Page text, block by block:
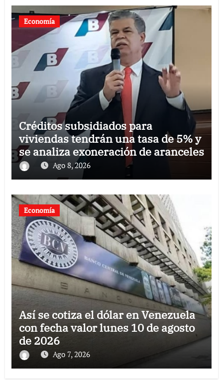
Economía
Créditos subsidiados para
viviendas tendrán una tasa de 5% y
se analiza exoneración de aranceles
Ago 8, 2026
Economía
Así se cotiza el dólar en Venezuela
con fecha valor lunes 10 de agosto
de 2026
Ago 7, 2026